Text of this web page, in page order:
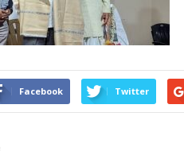
Facebook Twitter